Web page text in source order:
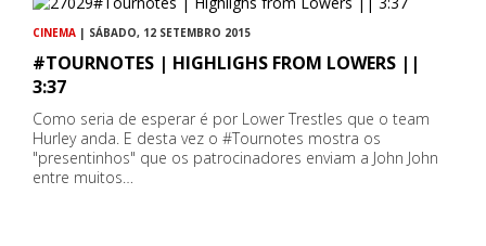
CINEMA | SÁBADO, 12 SETEMBRO 2015
#TOURNOTES | HIGHLIGHS FROM LOWERS ||
3:37
Como seria de esperar é por Lower Trestles que o team
Hurley anda. E desta vez o #Tournotes mostra os
"presentinhos" que os patrocinadores enviam a John John
entre muitos…